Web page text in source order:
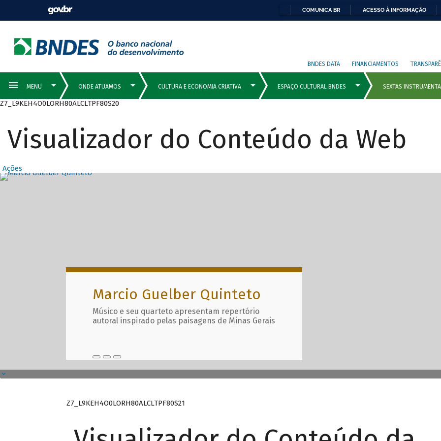
COMUNICA BR ACESSO À INFORMAÇÃO
BNDES DATA FINANCIAMENTOS
Z7_L9KEH4O0LORH80ALCLTPF80S20
Visualizador do Conteúdo da Web
Ações
Destaques Principais com
Marcio Guelber Quinteto
Músico e seu quarteto apresentam repertório
autoral inspirado pelas paisagens de Minas Gerais
Z7_L9KEH4O0LORH80ALCLTPF80S21